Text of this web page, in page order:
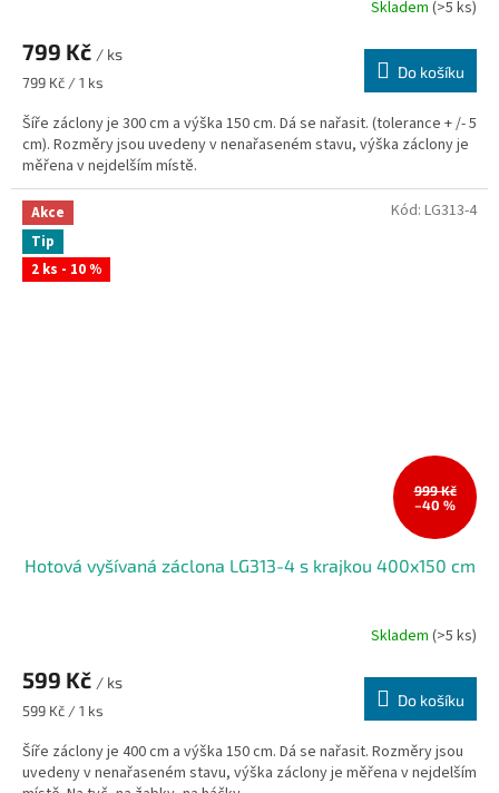
Skladem (>5 ks)
799 Kč / ks
Měrná
799 Kč / 1 ks
Do košíku
Šíře záclony je 300 cm a výška 150 cm. Dá se nařasit. (tolerance + /- 5
cm). Rozměry jsou uvedeny v nenařaseném stavu, výška záclony je
měřena v nejdelším místě.
Akce
Tip
2 ks - 10 %
999 Kč
–40 %
Hotová vyšívaná záclona LG313-4 s krajkou 400x150 cm
Skladem (>5 ks)
599 Kč / ks
Měrná
599 Kč / 1 ks
Do košíku
Šíře záclony je 400 cm a výška 150 cm. Dá se nařasit. Rozměry jsou
uvedeny v nenařaseném stavu, výška záclony je měřena v nejdelším
Kód: LG313-4